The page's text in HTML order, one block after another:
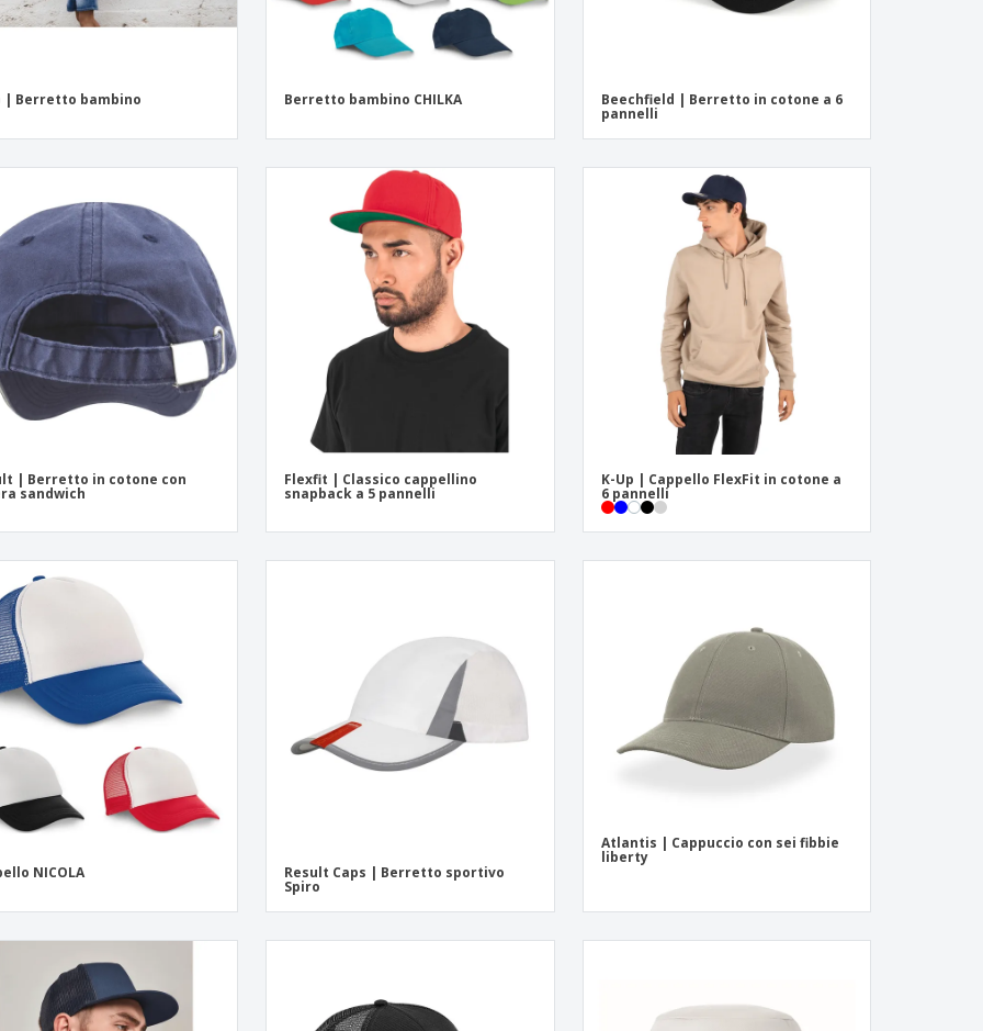
| Berretto bambino Berretto bambino CHILKA Beechfield | Berretto in cotone a 6
pannelli
| Berretto in cotone con
sandwich
Flexfit | Classico cappellino
snapback a 5 pannelli
K-Up | Cappello FlexFit in cotone a
6 pannelli
NICOLA Result Caps | Berretto sportivo
Spiro
Atlantis | Cappuccio con sei fibbie
liberty